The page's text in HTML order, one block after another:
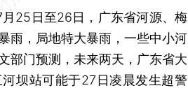
在抗洪抢险救灾中失联
陕西师大通报：撤职，解聘
雨 7个市州超19万人受灾
动车组列车停运
月25日至26日，广东省河源、梅
雨，局地特大暴雨，一些中小河
部门预测，未来两天，广东省大
坝站可能于27日凌晨发生超警